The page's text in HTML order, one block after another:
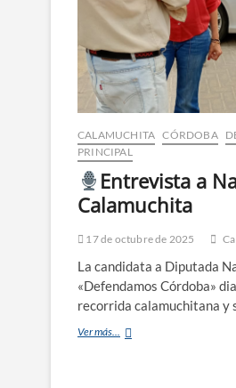
CALAMUCHITA CÓRDOBA
PRINCIPAL
Entrevista a
Calamuchita
17 de octubre de 2025
La candidata a Diputada
«Defendamos Córdoba»
recorrida calamuchitana y
Ver más...